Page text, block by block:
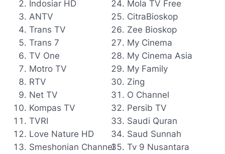
Indosiar HD
ANTV
Trans TV
Trans 7
TV One
Motro TV
RTV
Net TV
Kompas TV
TVRI
Love Nature HD
Smeshonian Channel
Mola TV Free
CitraBioskop
Zee Bioskop
My Cinema
My Cinema Asia
My Family
Zing
O Channel
Persib TV
Saudi Quran
Saud Sunnah
Tv 9 Nusantara